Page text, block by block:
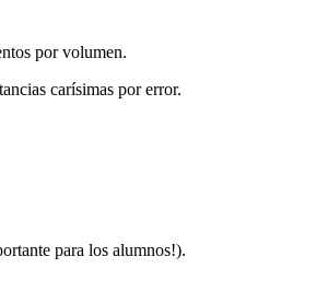
por volumen.
carísimas por error.
para los alumnos!).